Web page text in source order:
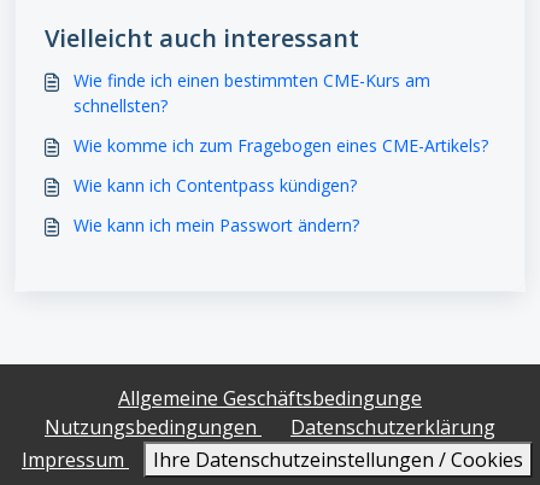
Vielleicht auch interessant
Wie finde ich einen bestimmten CME-Kurs am
schnellsten?
Wie komme ich zum Fragebogen eines CME-Artikels?
Wie kann ich Contentpass kündigen?
Wie kann ich mein Passwort ändern?
Allgemeine Geschäftsbedingunge
Nutzungsbedingungen
Datenschutzerklärung
Impressum
Ihre Datenschutzeinstellungen / Cookies